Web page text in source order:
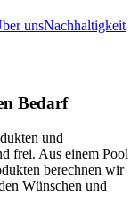
unsNachhaltigkeit
Bedarf
und
frei. Aus einem Pool
berechnen wir
Wünschen und